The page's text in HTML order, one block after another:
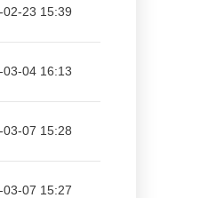
02-23 15:39
03-04 16:13
03-07 15:28
03-07 15:27